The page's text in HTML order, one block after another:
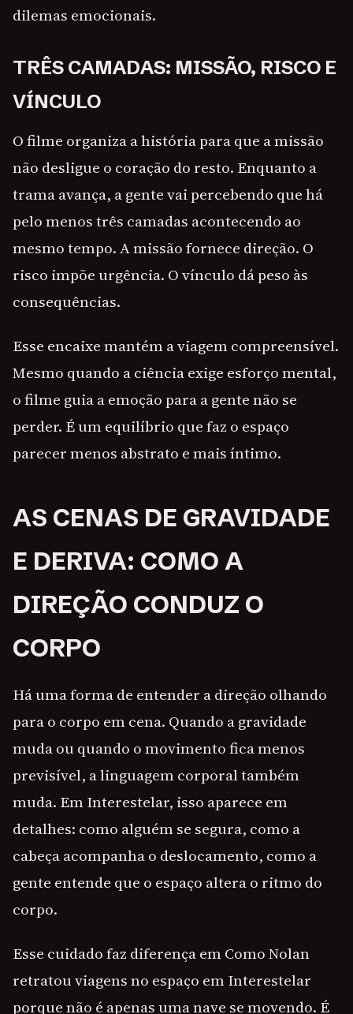
dilemas emocionais.
TRÊS CAMADAS: MISSÃO, RISCO E
VÍNCULO
O filme organiza a história para que a missão
não desligue o coração do resto. Enquanto a
trama avança, a gente vai percebendo que há
pelo menos três camadas acontecendo ao
mesmo tempo. A missão fornece direção. O
risco impõe urgência. O vínculo dá peso às
consequências.
Esse encaixe mantém a viagem compreensível.
Mesmo quando a ciência exige esforço mental,
o filme guia a emoção para a gente não se
perder. É um equilíbrio que faz o espaço
parecer menos abstrato e mais íntimo.
AS CENAS DE GRAVIDADE
E DERIVA: COMO A
DIREÇÃO CONDUZ O
CORPO
Há uma forma de entender a direção olhando
para o corpo em cena. Quando a gravidade
muda ou quando o movimento fica menos
previsível, a linguagem corporal também
muda. Em Interestelar, isso aparece em
detalhes: como alguém se segura, como a
cabeça acompanha o deslocamento, como a
gente entende que o espaço altera o ritmo do
corpo.
Esse cuidado faz diferença em Como Nolan
retratou viagens no espaço em Interestelar
porque não é apenas uma nave se movendo. É